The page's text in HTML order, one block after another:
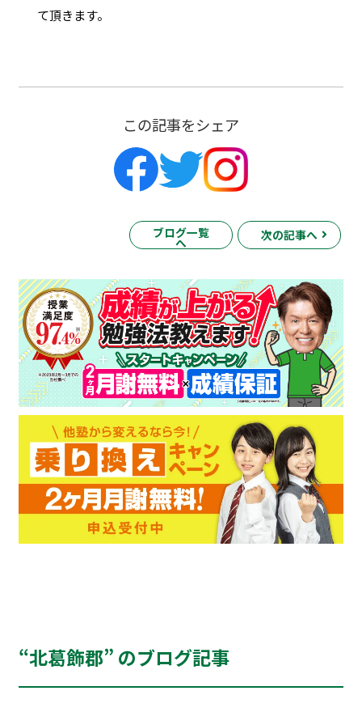
て頂きます。
この記事をシェア
ブログ一覧
へ
次の記事へ
“北葛飾郡” のブログ記事